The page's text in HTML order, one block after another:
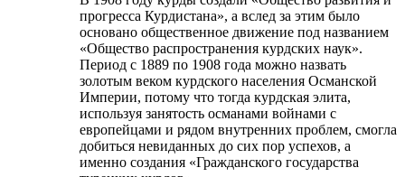
прогресса Курдистана», а вслед за этим было
основано общественное движение под названием
«Общество распространения курдских наук».
Период с 1889 по 1908 года можно назвать
золотым веком курдского населения Османской
Империи, потому что тогда курдская элита,
используя занятость османами войнами с
европейцами и рядом внутренних проблем, смогла
добиться невиданных до сих пор успехов, а
именно создания «Гражданского государства